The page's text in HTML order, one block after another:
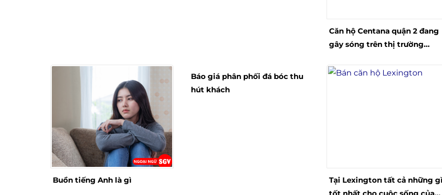
Căn hộ Centana quận 2 đang
gây sóng trên thị trường
Buồn tiếng Anh là gì
Báo giá phân phối đá bóc thu
hút khách
Tại Lexington tất cả những gì